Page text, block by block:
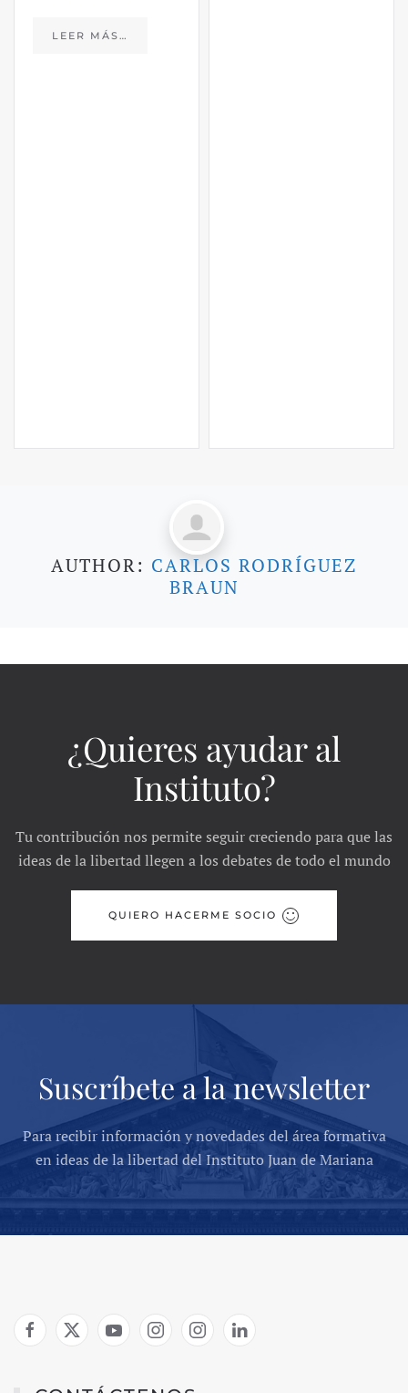
LEER MÁS…
AUTHOR: CARLOS RODRÍGUEZ
BRAUN
¿Quieres ayudar al
Instituto?
Tu contribución nos permite seguir creciendo para que las
ideas de la libertad llegen a los debates de todo el mundo
QUIERO HACERME SOCIO
Suscríbete a la newsletter
Para recibir información y novedades del área formativa
en ideas de la libertad del Instituto Juan de Mariana